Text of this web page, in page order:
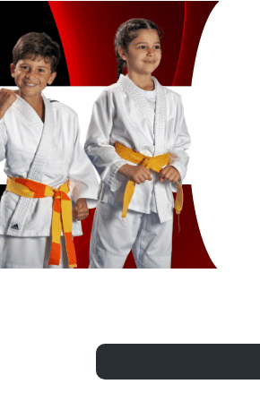
Exporter les lignes sélectionnées
Exporter toutes les colonnes
Exporter uniquement les colonnes affichées
Menu
?>
Images de la page d'accueil
Cliquez pour éditer